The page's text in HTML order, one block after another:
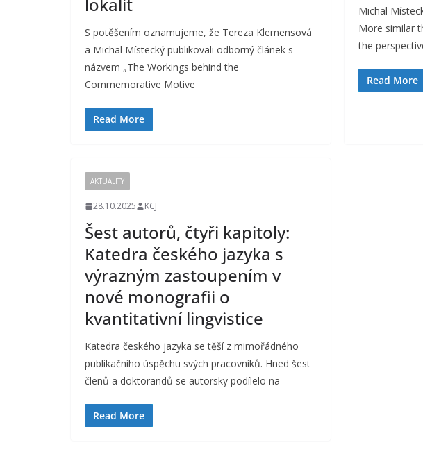
S potěšením oznamujeme, že Tereza Klemensová
a Michal Místecký publikovali odborný článek s
názvem „The Workings behind the
Commemorative Motive
Read More
Michal
More similar
the
Read More
AKTUALITY
28.10.2025 KCJ
Šest autorů, čtyři kapitoly:
Katedra českého jazyka s
výrazným zastoupením v
nové monografii o
kvantitativní lingvistice
Katedra českého jazyka se těší z mimořádného
publikačního úspěchu svých pracovníků. Hned šest
členů a doktorandů se autorsky podílelo na
Read More